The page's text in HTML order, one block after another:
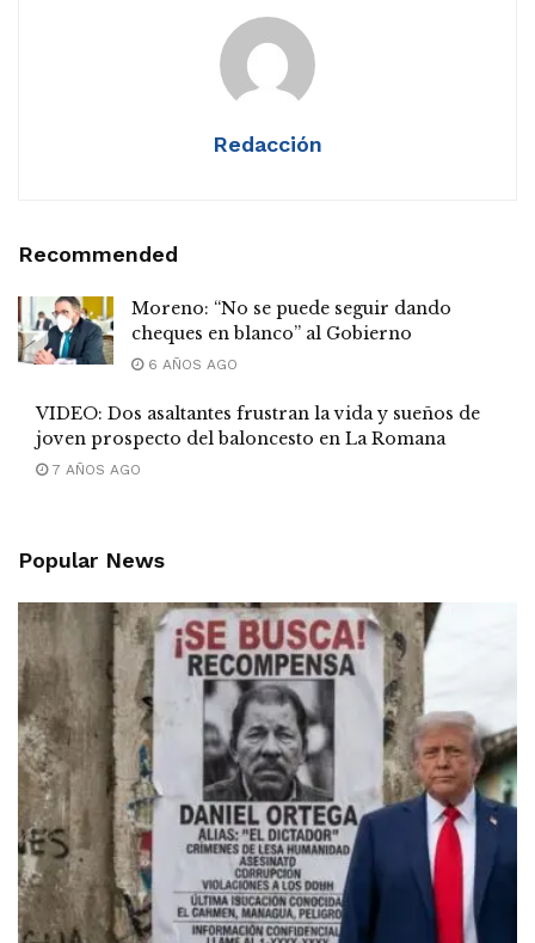
Redacción
Recommended
Moreno: “No se puede seguir dando
cheques en blanco” al Gobierno
6 AÑOS AGO
VIDEO: Dos asaltantes frustran la vida y sueños de
joven prospecto del baloncesto en La Romana
7 AÑOS AGO
Popular News